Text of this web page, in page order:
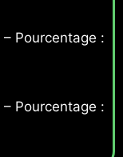
– Pourcentage :
– Pourcentage :